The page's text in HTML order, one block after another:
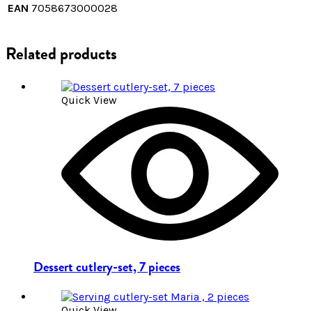
EAN 7058673000028
Related products
Quick View
Dessert cutlery-set, 7 pieces